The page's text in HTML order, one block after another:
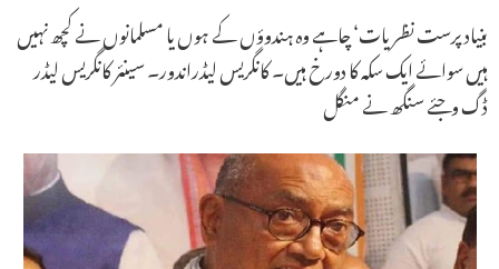
بنیاد پرست نظریات‘ چاہے وہ ہندوؤں کے ہوں یا مسلمانوں نے کچھ نہیں
ہیں سوائے ایک سکہ کا دورخ ہیں۔ کانگریس لیڈراندور۔ سینئر کانگریس لیڈر
ڈگ وجئے سنگھ نے منگل